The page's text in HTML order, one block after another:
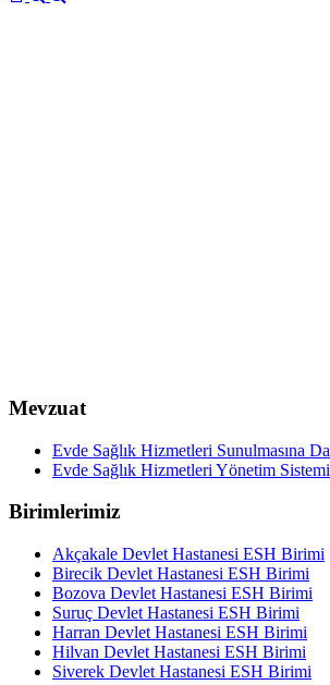
Mevzuat
Evde Sağlık Hizmetleri Sunulmasına
Evde Sağlık Hizmetleri Yönetim
Birimlerimiz
Akçakale Devlet Hastanesi ESH Birimi
Birecik Devlet Hastanesi ESH Birimi
Bozova Devlet Hastanesi ESH Birimi
Suruç Devlet Hastanesi ESH Birimi
Harran Devlet Hastanesi ESH Birimi
Hilvan Devlet Hastanesi ESH Birimi
Siverek Devlet Hastanesi ESH Birimi